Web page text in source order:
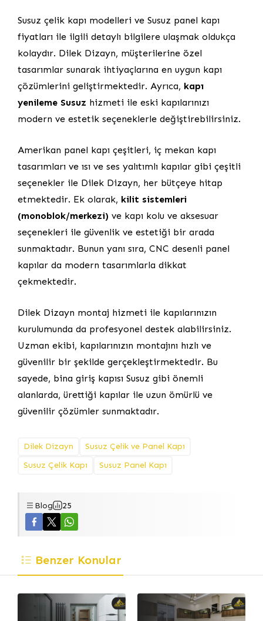
Susuz çelik kapı modelleri ve Susuz panel kapı
fiyatları ile ilgili detaylı bilgilere ulaşmak oldukça
kolaydır. Dilek Dizayn, müşterilerine özel
tasarımlar sunarak ihtiyaçlarına en uygun kapı
çözümlerini geliştirmektedir. Ayrıca, kapı
yenileme Susuz hizmeti ile eski kapılarınızı
modern ve estetik seçeneklerle değiştirebilirsiniz.
Amerikan panel kapı çeşitleri, iç mekan kapı
tasarımları ve ısı ve ses yalıtımlı kapılar gibi çeşitli
seçenekler ile Dilek Dizayn, her bütçeye hitap
etmektedir. Ek olarak, kilit sistemleri
(monoblok/merkezi) ve kapı kolu ve aksesuar
seçenekleri ile güvenlik ve estetiği bir arada
sunmaktadır. Bunun yanı sıra, CNC desenli panel
kapılar da modern tasarımlarla dikkat
çekmektedir.
Dilek Dizayn montaj hizmeti ile kapılarınızın
kurulumunda da profesyonel destek alabilirsiniz.
Uzman ekibi, kapılarınızın montajını hızlı ve
güvenilir bir şekilde gerçekleştirmektedir. Bu
sayede, bina giriş kapısı Susuz gibi önemli
alanlarda, ürettiği kapılar ile uzun ömürlü ve
güvenilir çözümler sunmaktadır.
Dilek Dizayn
Susuz Çelik ve Panel Kapı
Susuz Çelik Kapı
Susuz Panel Kapı
Blog 25
Benzer Konular